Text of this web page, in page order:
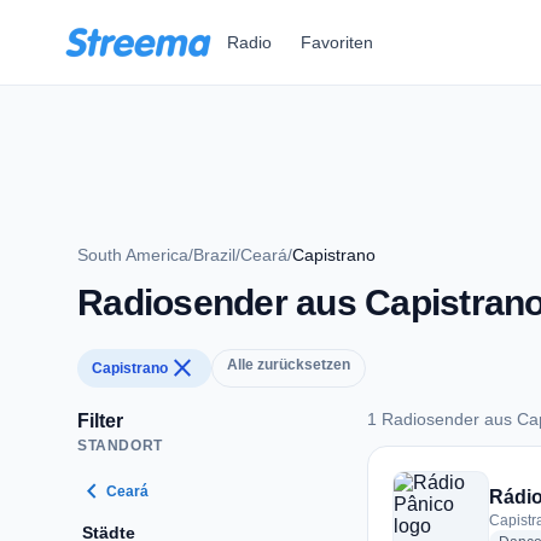
Radio Favoriten
South America/Brazil/Ceará/Capistrano
Radiosender aus
Capistrano close Alle zurücksetzen
Filter
STANDORT
chevron_left Ceará
Städte
1 Radiosender aus
1 Radiosender aus